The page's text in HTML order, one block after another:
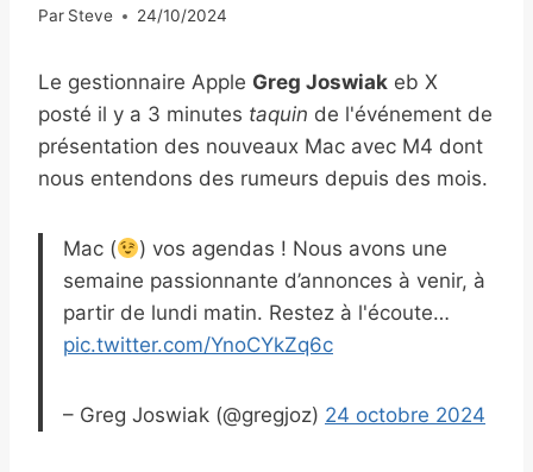
Par Steve 24/10/2024
Le gestionnaire Apple Greg Joswiak eb X
posté il y a 3 minutes taquin de l'événement de
présentation des nouveaux Mac avec M4 dont
nous entendons des rumeurs depuis des mois.
Mac (
) vos agendas ! Nous avons une
semaine passionnante d’annonces à venir, à
partir de lundi matin. Restez à l'écoute…
pic.twitter.com/YnoCYkZq6c
– Greg Joswiak (@gregjoz) 24 octobre 2024